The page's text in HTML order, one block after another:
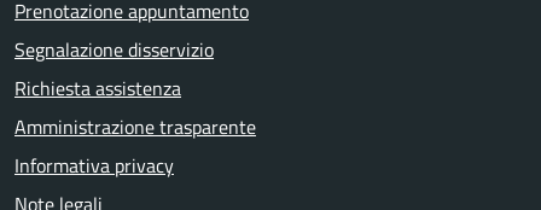
Prenotazione appuntamento
Segnalazione disservizio
Richiesta assistenza
Amministrazione trasparente
Informativa privacy
Note legali